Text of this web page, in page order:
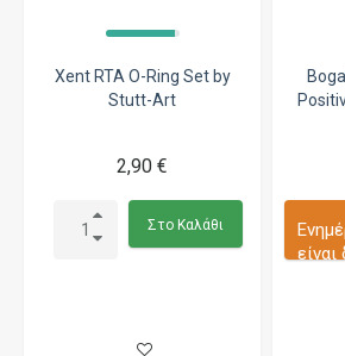
Xent RTA O-Ring Set by
Stutt-Art
2,90 €
Στο Καλάθι
είναι